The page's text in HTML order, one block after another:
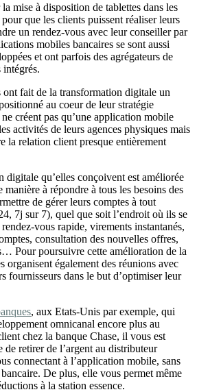
mise à disposition de tablettes dans les
pour que les clients puissent réaliser leurs
un rendez-vous avec leur conseiller par
mobiles bancaires se sont aussi
et ont parfois des agrégateurs de
intégrés.
ont fait de la transformation digitale un
au coeur de leur stratégie
créent pas qu’une application mobile
activités de leurs agences physiques mais
la relation client presque entièrement
digitale qu’elles conçoivent est améliorée
manière à répondre à tous les besoins des
de gérer leurs comptes à tout
7j sur 7), quel que soit l’endroit où ils se
vous rapide, virements instantanés,
consultation des nouvelles offres,
Pour poursuivre cette amélioration de la
organisent également des réunions avec
fournisseurs dans le but d’optimiser leur
, aux Etats-Unis par exemple, qui
omnicanal encore plus au
chez la banque Chase, il vous est
de retirer de l’argent au distributeur
connectant à l’application mobile, sans
De plus, elle vous permet même
à la station essence.